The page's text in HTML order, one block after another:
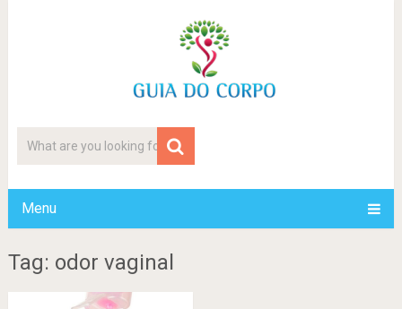
Menu
Tag: odor vaginal